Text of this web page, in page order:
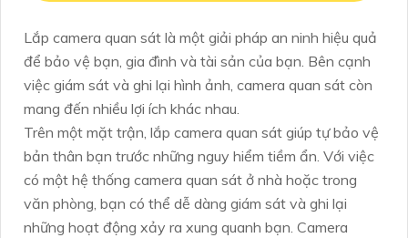
Lắp camera quan sát là một giải pháp an ninh hiệu quả
để bảo vệ bạn, gia đình và tài sản của bạn. Bên cạnh
việc giám sát và ghi lại hình ảnh, camera quan sát còn
mang đến nhiều lợi ích khác nhau.
Trên một mặt trận, lắp camera quan sát giúp tự bảo vệ
bản thân bạn trước những nguy hiểm tiềm ẩn. Với việc
có một hệ thống camera quan sát ở nhà hoặc trong
văn phòng, bạn có thể dễ dàng giám sát và ghi lại
những hoạt động xảy ra xung quanh bạn. Camera